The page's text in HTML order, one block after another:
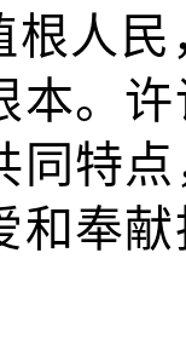
根人
本。
同特
和奉